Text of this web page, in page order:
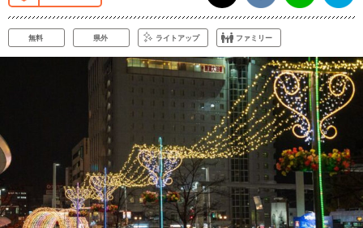
無料 県外 ライトアップ ファミリー